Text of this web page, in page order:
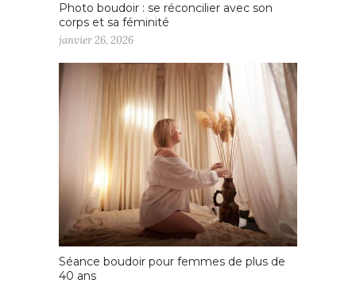
Photo boudoir : se réconcilier avec son
corps et sa féminité
janvier 26, 2026
Séance boudoir pour femmes de plus de
40 ans